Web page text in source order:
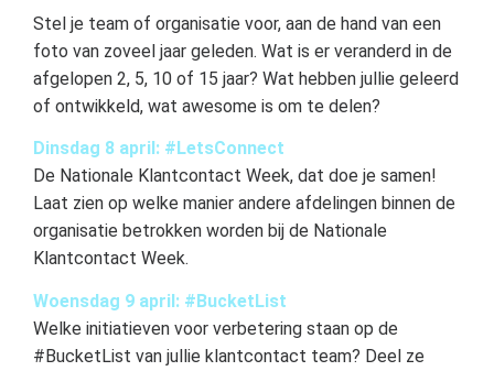
Stel je team of organisatie voor, aan de hand van een
foto van zoveel jaar geleden. Wat is er veranderd in de
afgelopen 2, 5, 10 of 15 jaar? Wat hebben jullie geleerd
of ontwikkeld, wat awesome is om te delen?
Dinsdag 8 april: #LetsConnect
De Nationale Klantcontact Week, dat doe je samen!
Laat zien op welke manier andere afdelingen binnen de
organisatie betrokken worden bij de Nationale
Klantcontact Week.
Woensdag 9 april: #BucketList
Welke initiatieven voor verbetering staan op de
#BucketList van jullie klantcontact team? Deel ze